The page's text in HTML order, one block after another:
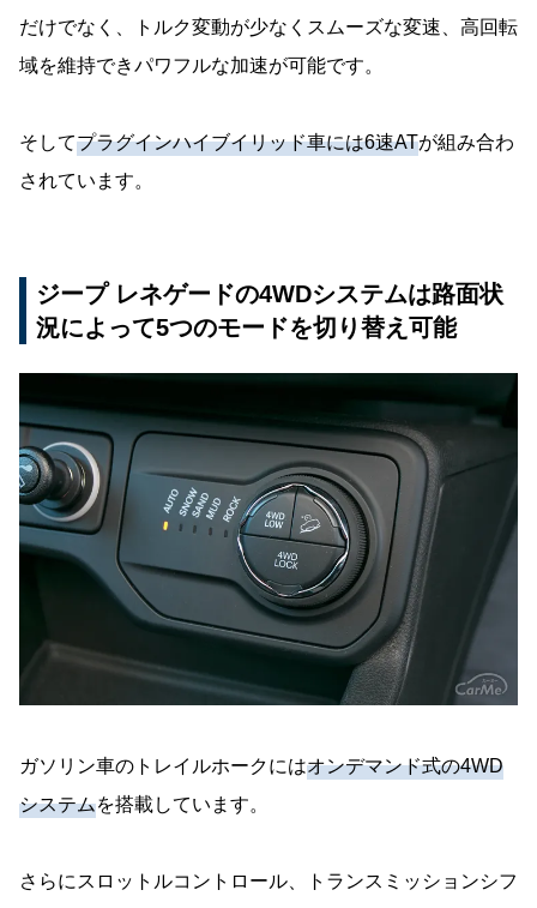
だけでなく、トルク変動が少なくスムーズな変速、高回転
域を維持できパワフルな加速が可能です。
そしてプラグインハイブイリッド車には6速ATが組み合わ
されています。
ジープ レネゲードの4WDシステムは路面状
況によって5つのモードを切り替え可能
ガソリン車のトレイルホークにはオンデマンド式の4WD
システムを搭載しています。
さらにスロットルコントロール、トランスミッションシフ